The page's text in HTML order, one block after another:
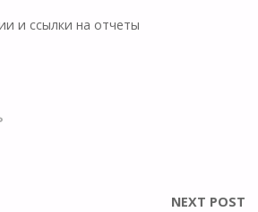
и ссылки на отчеты
NEXT POST